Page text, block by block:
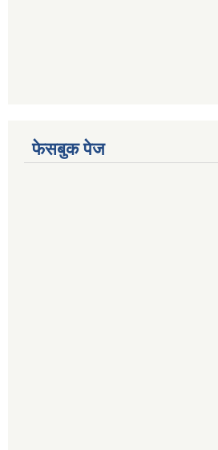
फेसबुक पेज